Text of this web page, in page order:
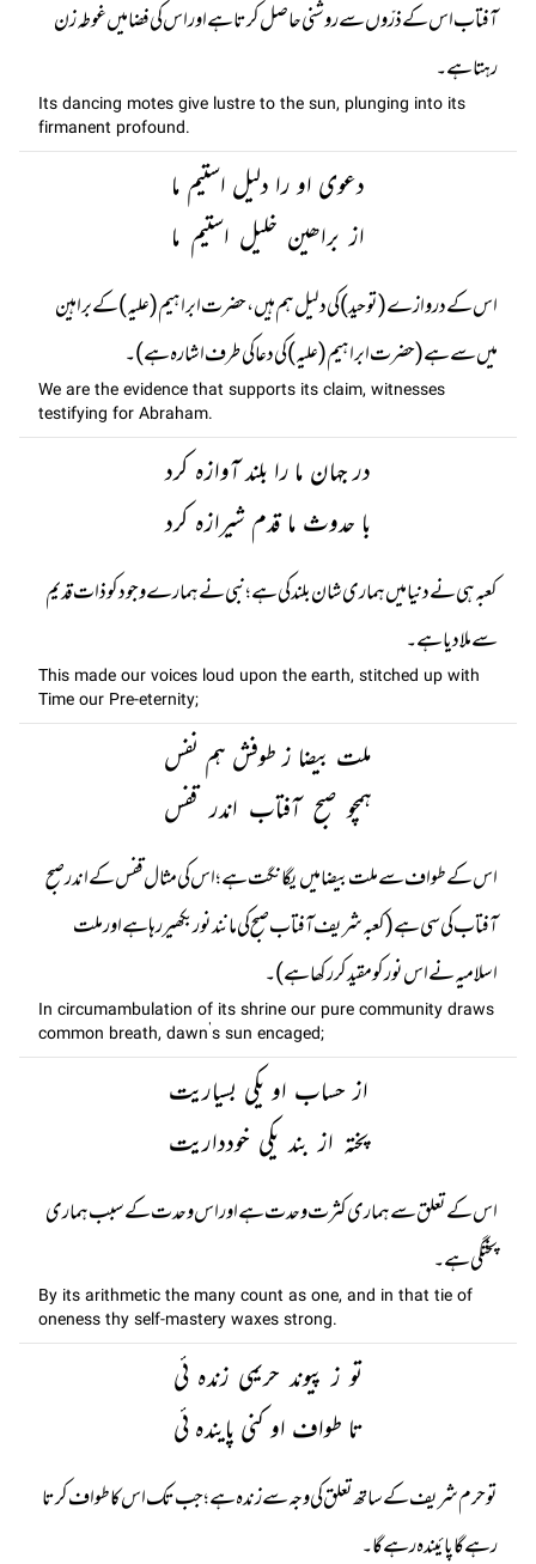
آفتاب اس کے ذرّوں سے روشنی حاصل کرتا ہے اور اس کی فضا میں غوطہ زن
رہتا ہے۔
Its dancing motes give lustre to the sun, plunging into its
firmanent profound.
دعوی او را دلیل استیم ما
از براھین خلیل استیم ما
اس کے دروازے (توحید) کی دلیل ہم ہیں ، حضرت ابراہیم (علیہ) کے براہین
میں سے ہے (حضرت ابراہیم (علیہ) کی دعا کی طرف اشارہ ہے)۔
We are the evidence that supports its claim, witnesses
testifying for Abraham.
در جہان ما را بلند آوازہ کرد
با حدوث ما قدم شیرازہ کرد
کعبہ ہی نے دنیا میں ہماری شان بلند کی ہے؛ نبی نے ہمارے وجود کو ذات قدیم
سے ملا دیا ہے۔
This made our voices loud upon the earth, stitched up with
Time our Pre-eternity;
ملت بیضا ز طوفش ہم نفس
ہمچو صبح آفتاب اندر قفس
اس کے طواف سے ملت بیضا میں یگانگت ہے؛ اس کی مثال قفس کے اندر صبح
آفتاب کی سی ہے (کعبہ شریف آفتاب صبح کی مانند نور بکھیر رہا ہے اور ملت
اسلامیہ نے اس نور کو مقید کر رکھا ہے)۔
In circumambulation of its shrine our pure community draws
common breath, dawn’s sun encaged;
از حساب او یکی بسیاریت
پختہ از بند یکی خودداریت
اس کے تعلق سے ہماری کثرت وحدت ہے اور اس وحدت کے سبب ہماری
پختگی ہے۔
By its arithmetic the many count as one, and in that tie of
oneness thy self-mastery waxes strong.
تو ز پیوند حریمی زندہ ئی
تا طواف او کنی پایندہ ئی
تو حرم شریف کے ساتھ تعلق کی وجہ سے زندہ ہے؛ جب تک اس کا طواف کرتا
رہے گا پائیندہ رہے گا۔